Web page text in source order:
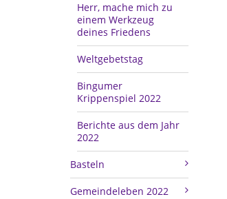
Herr, mache mich zu
einem Werkzeug
deines Friedens
Weltgebetstag
Bingumer
Krippenspiel 2022
Berichte aus dem Jahr
2022
Basteln
Gemeindeleben 2022